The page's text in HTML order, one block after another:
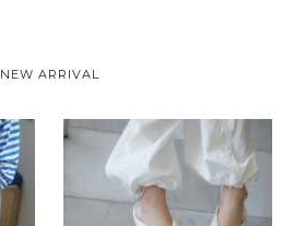
NEW ARRIVAL